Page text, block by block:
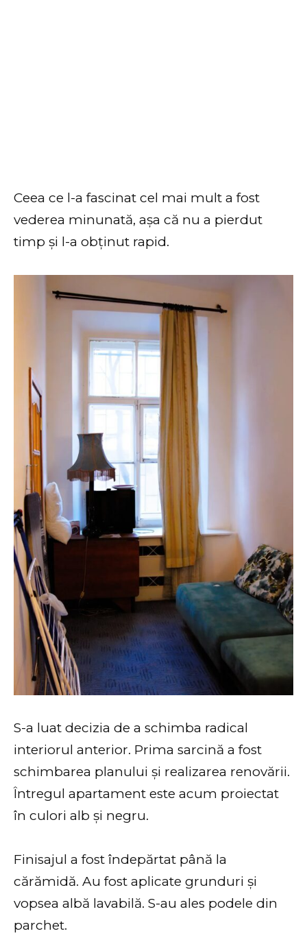
Ceea ce l-a fascinat cel mai mult a fost
vederea minunată, așa că nu a pierdut
timp și l-a obținut rapid.
S-a luat decizia de a schimba radical
interiorul anterior. Prima sarcină a fost
schimbarea planului și realizarea renovării.
Întregul apartament este acum proiectat
în culori alb și negru.
Finisajul a fost îndepărtat până la
cărămidă. Au fost aplicate grunduri și
vopsea albă lavabilă. S-au ales podele din
parchet.